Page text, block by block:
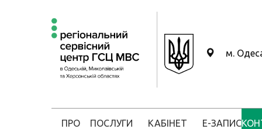
м.
ПРО ПОСЛУГИ КАБІНЕТ Е-ЗАПИС